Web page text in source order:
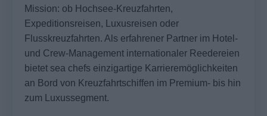
Mission: ob Hochsee-Kreuzfahrten,
Expeditionsreisen, Luxusreisen oder
Flusskreuzfahrten. Als erfahrener Partner im Hotel-
und Crew-Management internationaler Reedereien
bietet sea chefs einzigartige Karrieremöglichkeiten
an Bord von Kreuzfahrtschiffen im Premium- bis hin
zum Luxussegment.